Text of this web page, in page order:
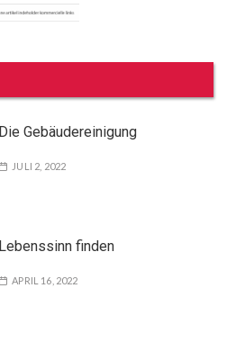
Die Gebäudereinigung
JULI 2, 2022
Lebenssinn finden
APRIL 16, 2022